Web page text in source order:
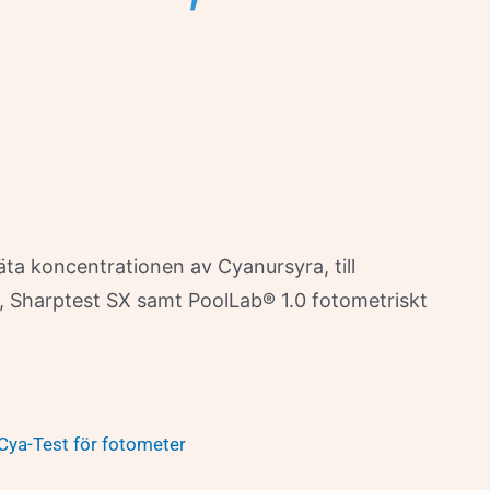
koncentrationen av Cyanursyra, till
Sharptest SX samt PoolLab® 1.0 fotometriskt
Test för fotometer